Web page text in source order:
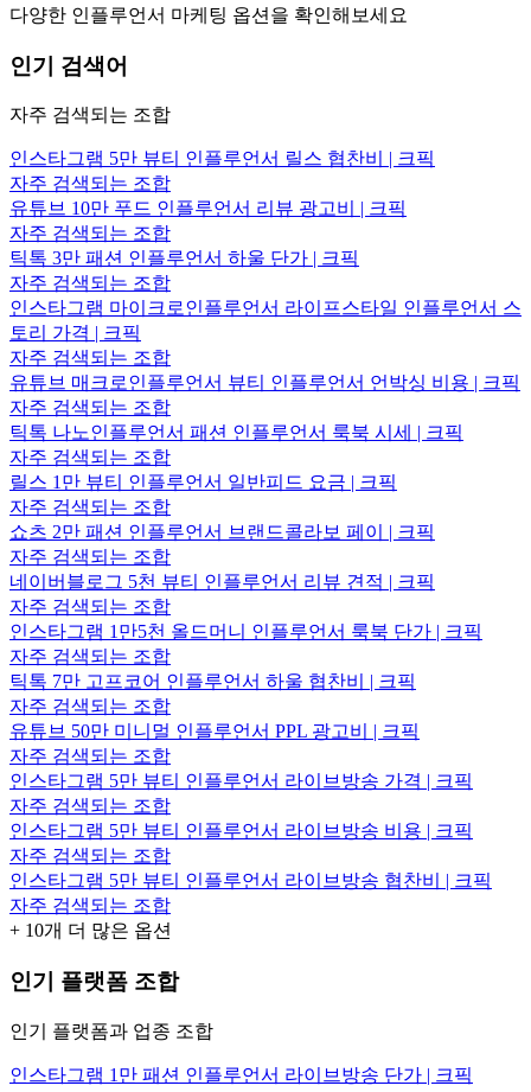
다양한 인플루언서 마케팅 옵션을 확인해보세요
인기 검색어
자주 검색되는 조합
인스타그램 5만 뷰티 인플루언서 릴스 협찬비 | 크픽
자주 검색되는 조합
유튜브 10만 푸드 인플루언서 리뷰 광고비 | 크픽
자주 검색되는 조합
틱톡 3만 패션 인플루언서 하울 단가 | 크픽
자주 검색되는 조합
인스타그램 마이크로인플루언서 라이프스타일 인플루언서 스
토리 가격 | 크픽
자주 검색되는 조합
유튜브 매크로인플루언서 뷰티 인플루언서 언박싱 비용 | 크픽
자주 검색되는 조합
틱톡 나노인플루언서 패션 인플루언서 룩북 시세 | 크픽
자주 검색되는 조합
릴스 1만 뷰티 인플루언서 일반피드 요금 | 크픽
자주 검색되는 조합
쇼츠 2만 패션 인플루언서 브랜드콜라보 페이 | 크픽
자주 검색되는 조합
네이버블로그 5천 뷰티 인플루언서 리뷰 견적 | 크픽
자주 검색되는 조합
인스타그램 1만5천 올드머니 인플루언서 룩북 단가 | 크픽
자주 검색되는 조합
틱톡 7만 고프코어 인플루언서 하울 협찬비 | 크픽
자주 검색되는 조합
유튜브 50만 미니멀 인플루언서 PPL 광고비 | 크픽
자주 검색되는 조합
인스타그램 5만 뷰티 인플루언서 라이브방송 가격 | 크픽
자주 검색되는 조합
인스타그램 5만 뷰티 인플루언서 라이브방송 비용 | 크픽
자주 검색되는 조합
인스타그램 5만 뷰티 인플루언서 라이브방송 협찬비 | 크픽
자주 검색되는 조합
+ 10개 더 많은 옵션
인기 플랫폼 조합
인기 플랫폼과 업종 조합
인스타그램 1만 패션 인플루언서 라이브방송 단가 | 크픽